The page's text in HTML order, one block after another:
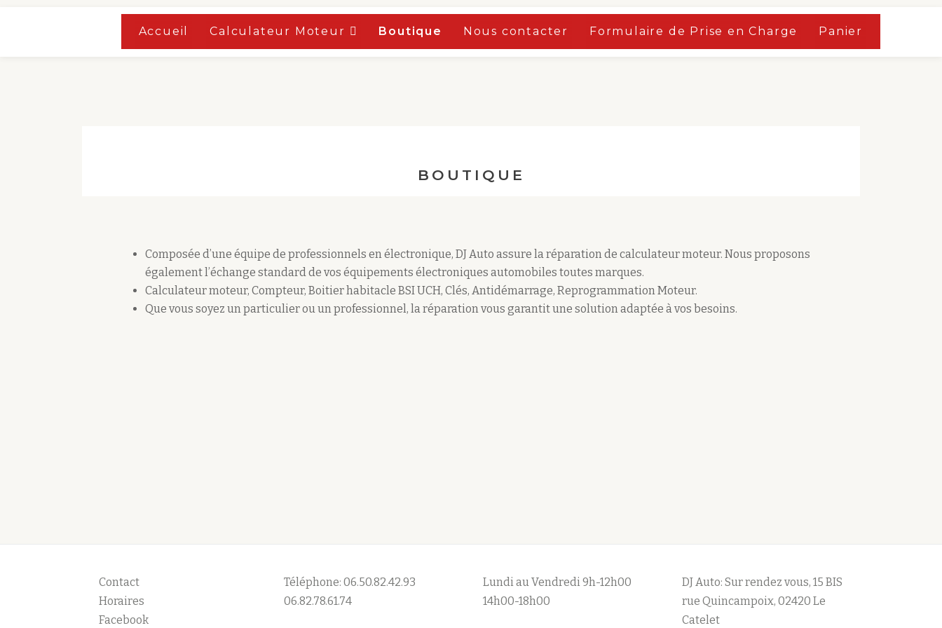
Accueil Calculateur Moteur Boutique Nous contacter Formulaire de Prise en Charge Panier
BOUTIQUE
Composée d’une équipe de professionnels en électronique, DJ Auto assure la réparation de calculateur moteur. Nous proposons
également l’échange standard de vos équipements électroniques automobiles toutes marques.
Calculateur moteur, Compteur, Boitier habitacle BSI UCH, Clés, Antidémarrage, Reprogrammation Moteur.
Que vous soyez un particulier ou un professionnel, la réparation vous garantit une solution adaptée à vos besoins.
Contact
Horaires
Facebook
Téléphone: 06.50.82.42.93
06.82.78.61.74
Lundi au Vendredi 9h-12h00
14h00-18h00
DJ Auto: Sur rendez vous, 15 BIS
rue Quincampoix, 02420 Le
Catelet